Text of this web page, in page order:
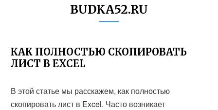
BUDKA52.RU
КАК ПОЛНОСТЬЮ СКОПИРОВАТЬ
ЛИСТ В EXCEL
В этой статье мы расскажем, как полностью
скопировать лист в Excel. Часто возникает